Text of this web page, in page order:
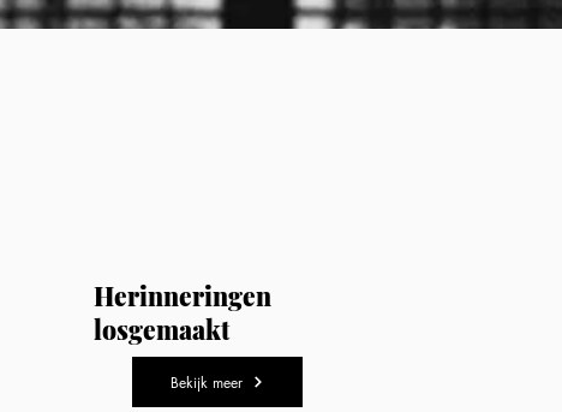
Herinneringen
losgemaakt
Bekijk meer